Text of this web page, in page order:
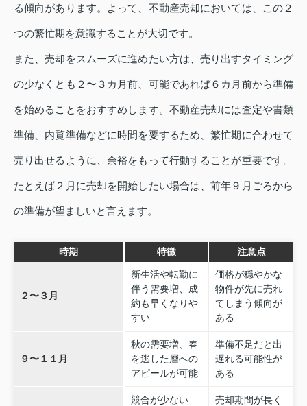
る傾向があります。よって、不動産売却においては、この２
つの繁忙期を意識することが大切です。
また、売却をスムーズに進めたい方は、売り出すタイミング
の少なくとも２〜３カ月前、可能であれば６カ月前から準備
を始めることをおすすめします。不動産売却には査定や書類
準備、内覧準備などに時間を要するため、繁忙期に合わせて
売り出せるように、余裕をもって行動することが重要です。
たとえば２月に売却を開始したい場合は、前年９月ごろから
の準備が望ましいと言えます。
時期 特徴 注意点
２〜３月
新生活や転勤に
伴う需要増、成
約も早くなりや
すい
価格が穏やかな
物件が先に売れ
てしまう傾向が
ある
９〜１１月
秋の需要増、春
を逃した層への
アピールが可能
準備不足だと出
遅れる可能性が
ある
競合が少ない
売却期間が長く